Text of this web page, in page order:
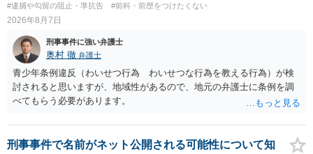
#逮捕や勾留の阻止・準抗告 #前科・前歴をつけたくない
2026年8月7日
刑事事件に強い弁護士
奥村 徹 弁護士
青少年条例違反（わいせつ行為 わいせつな行為を教える行為）が検
討されると思いますが、地域性があるので、地元の弁護士に条例を調
べてもらう必要があります。
刑事事件で名前がネット公開される可能性について知